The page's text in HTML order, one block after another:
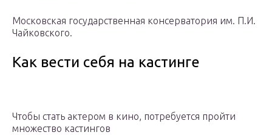
Московская государственная консерватория им. П.И.
Чайковского.
Как вести себя на кастинге
Чтобы стать актером в кино, потребуется пройти
множество кастингов